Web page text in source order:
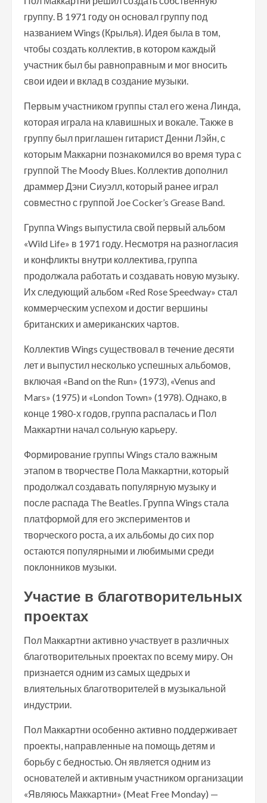
группу. В 1971 году он основал группу под
названием Wings (Крылья). Идея была в том,
чтобы создать коллектив, в котором каждый
участник был бы равноправным и мог вносить
свои идеи и вклад в создание музыки.
Первым участником группы стал его жена Линда,
которая играла на клавишных и вокале. Также в
группу был приглашен гитарист Денни Лэйн, с
которым Маккарни познакомился во время тура с
группой The Moody Blues. Коллектив дополнил
драммер Дэни Сиуэлл, который ранее играл
совместно с группой Joe Cocker’s Grease Band.
Группа Wings выпустила свой первый альбом
«Wild Life» в 1971 году. Несмотря на разногласия
и конфликты внутри коллектива, группа
продолжала работать и создавать новую музыку.
Их следующий альбом «Red Rose Speedway» стал
коммерческим успехом и достиг вершины
британских и американских чартов.
Коллектив Wings существовал в течение десяти
лет и выпустил несколько успешных альбомов,
включая «Band on the Run» (1973), «Venus and
Mars» (1975) и «London Town» (1978). Однако, в
конце 1980-х годов, группа распалась и Пол
Маккартни начал сольную карьеру.
Формирование группы Wings стало важным
этапом в творчестве Пола Маккартни, который
продолжал создавать популярную музыку и
после распада The Beatles. Группа Wings стала
платформой для его экспериментов и
творческого роста, а их альбомы до сих пор
остаются популярными и любимыми среди
поклонников музыки.
Участие в благотворительных
проектах
Пол Маккартни активно участвует в различных
благотворительных проектах по всему миру. Он
признается одним из самых щедрых и
влиятельных благотворителей в музыкальной
индустрии.
Пол Маккартни особенно активно поддерживает
проекты, направленные на помощь детям и
борьбу с бедностью. Он является одним из
основателей и активным участником организации
«Являюсь Маккартни» (Meat Free Monday) —